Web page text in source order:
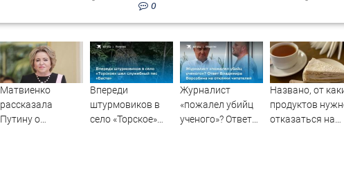
0
Матвиенко
рассказала
Путину о
Впереди
штурмовиков в
село «Торское»
Журналист
«пожалел убийц
ученого»? Ответ
Названо, от
продуктов
отказаться на